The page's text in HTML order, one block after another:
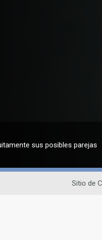
sus posibles parejas
Sitio de